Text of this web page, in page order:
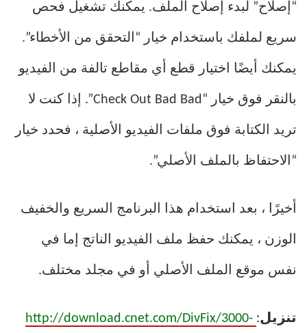
“إصلاح” لبدء إصلاح الملف. يمكنك تشغيل فحص
سريع لملفك باستخدام خيار “التحقق من الأخطاء”.
يمكنك أيضًا اختيار قطع أي مقاطع تالفة من الفيديو
بالنقر فوق خيار “Check Out Bad Bad”. إذا كنت لا
تريد الكتابة فوق ملفات الفيديو الأصلية ، فحدد خيار
“الاحتفاظ بالملف الأصلي”.
أخيرًا ، بعد استخدام هذا البرنامج السريع والخفيف
الوزن ، يمكنك حفظ ملف الفيديو الناتج إما في
نفس موقع الملف الأصلي أو في مجلد مختلف.
تنزيل:
http://download.cnet.com/DivFix/3000-